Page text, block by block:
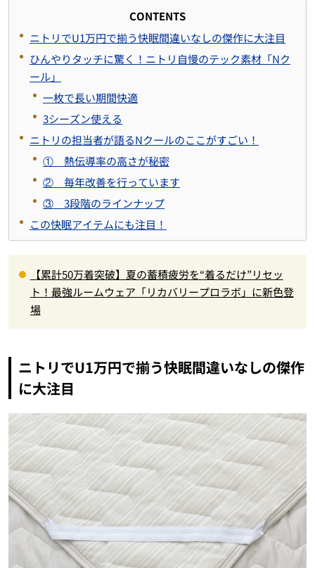
CONTENTS
ニトリでU1万円で揃う快眠間違いなしの傑作に大注目
ひんやりタッチに驚く！ニトリ自慢のテック素材「Nク
ール」
一枚で長い期間快適
3シーズン使える
ニトリの担当者が語るNクールのここがすごい！
① 熱伝導率の高さが秘密
② 毎年改善を行っています
③ 3段階のラインナップ
この快眠アイテムにも注目！
【累計50万着突破】夏の蓄積疲労を“着るだけ”リセッ
ト！最強ルームウェア「リカバリープロラボ」に新色登
場
ニトリでU1万円で揃う快眠間違いなしの傑作
に大注目